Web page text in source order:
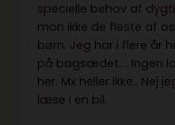
specielle behov af
mon ikke de fleste af
børn. Jeg har i flere år
på bagsædet…. Ingen
her. Mx heller ikke.. Nej
læse i en bil.